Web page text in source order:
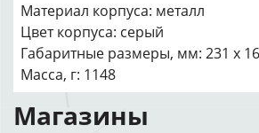
Материал корпуса: металл
Цвет корпуса: серый
Габаритные размеры, мм: 231 х
Масса, г: 1148
Магазины